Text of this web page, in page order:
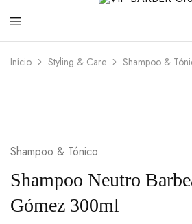
BARBER
para
Início Styling & Care Shampoo &
Shampoo & Tónico
Shampoo Neutro
Gómez 300ml